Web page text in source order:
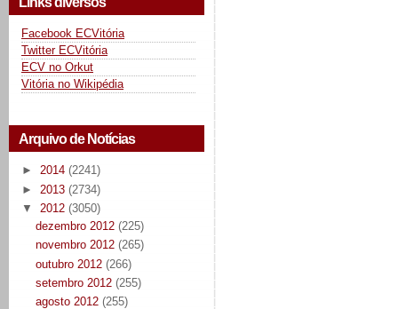
Facebook ECVitória
Twitter ECVitória
ECV no Orkut
Vitória no Wikipédia
Arquivo de Notícias
► 2014 (2241)
► 2013 (2734)
▼ 2012 (3050)
dezembro 2012 (225)
novembro 2012 (265)
outubro 2012 (266)
setembro 2012 (255)
agosto 2012 (255)